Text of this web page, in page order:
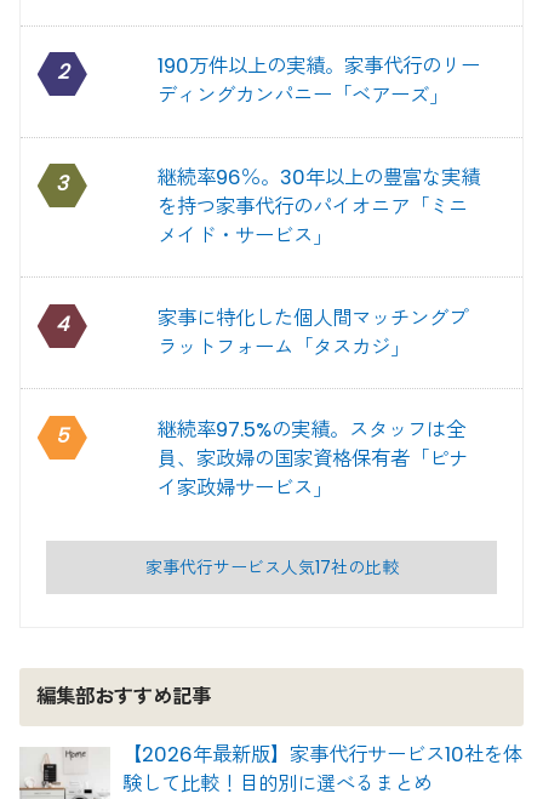
2
190万件以上の実績。家事代行のリー
ディングカンパニー「ベアーズ」
3
継続率96％。30年以上の豊富な実績
を持つ家事代行のパイオニア「ミニ
メイド・サービス」
4
家事に特化した個人間マッチングプ
ラットフォーム「タスカジ」
5
継続率97.5%の実績。スタッフは全
員、家政婦の国家資格保有者「ピナ
イ家政婦サービス」
家事代行サービス人気17社の比較
編集部おすすめ記事
【2026年最新版】家事代行サービス10社を体
験して比較！目的別に選べるまとめ